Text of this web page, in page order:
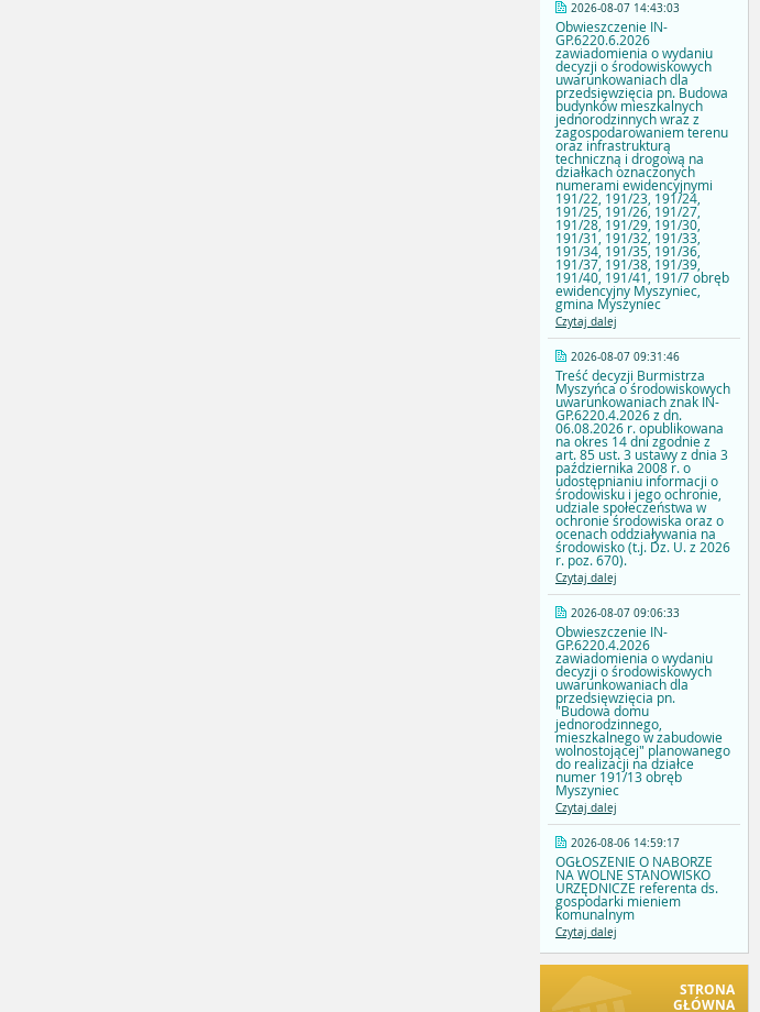
2026-08-07 14:43:03
Obwieszczenie IN-
GP.6220.6.2026
zawiadomienia o wydaniu
decyzji o środowiskowych
uwarunkowaniach dla
przedsięwzięcia pn. Budowa
budynków mieszkalnych
jednorodzinnych wraz z
zagospodarowaniem terenu
oraz infrastrukturą
techniczną i drogową na
działkach oznaczonych
numerami ewidencyjnymi
191/22, 191/23, 191/24,
191/25, 191/26, 191/27,
191/28, 191/29, 191/30,
191/31, 191/32, 191/33,
191/34, 191/35, 191/36,
191/37, 191/38, 191/39,
191/40, 191/41, 191/7 obręb
ewidencyjny Myszyniec,
gmina Myszyniec
Czytaj dalej
2026-08-07 09:31:46
Treść decyzji Burmistrza
Myszyńca o środowiskowych
uwarunkowaniach znak IN-
GP.6220.4.2026 z dn.
06.08.2026 r. opublikowana
na okres 14 dni zgodnie z
art. 85 ust. 3 ustawy z dnia 3
października 2008 r. o
udostępnianiu informacji o
środowisku i jego ochronie,
udziale społeczeństwa w
ochronie środowiska oraz o
ocenach oddziaływania na
środowisko (t.j. Dz. U. z 2026
r. poz. 670).
Czytaj dalej
2026-08-07 09:06:33
Obwieszczenie IN-
GP.6220.4.2026
zawiadomienia o wydaniu
decyzji o środowiskowych
uwarunkowaniach dla
przedsięwzięcia pn.
"Budowa domu
jednorodzinnego,
mieszkalnego w zabudowie
wolnostojącej" planowanego
do realizacji na działce
numer 191/13 obręb
Myszyniec
Czytaj dalej
2026-08-06 14:59:17
OGŁOSZENIE O NABORZE
NA WOLNE STANOWISKO
URZĘDNICZE referenta ds.
gospodarki mieniem
komunalnym
Czytaj dalej
STRONA
GŁÓWNA